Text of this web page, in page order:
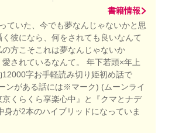
書籍情報
ていた、今でも夢なんじゃないかと思
彼になら、何をされても良いなんて
方こそこれは夢なんじゃないか
されているなんて。 年下若頭×年上
字お手軽読み切り姫初め話で
ンがある話には※マーク) (ムーンライ
くらくら享楽心中』と『クマとナデ
身が2本のハイブリッドになっていま